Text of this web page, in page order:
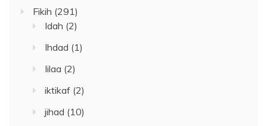
Fikih (291)
Idah (2)
Ihdad (1)
Iilaa (2)
iktikaf (2)
jihad (10)